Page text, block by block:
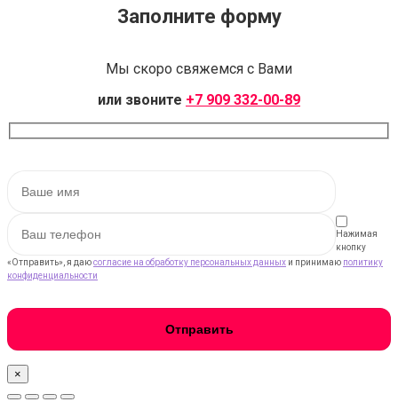
Заполните форму
Мы скоро свяжемся с Вами
или звоните +7 909 332-00-89
Нажимая
кнопку
«Отправить», я даюсогласие на обработку персональных данных и принимаю политику
конфиденциальности
×